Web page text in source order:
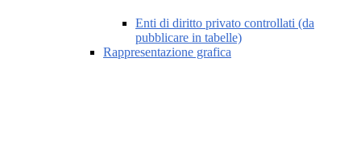
Enti di diritto privato controllati (da
pubblicare in tabelle)
Rappresentazione grafica